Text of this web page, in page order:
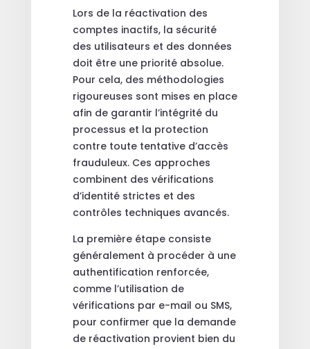
Lors de la réactivation des
comptes inactifs, la sécurité
des utilisateurs et des données
doit être une priorité absolue.
Pour cela, des méthodologies
rigoureuses sont mises en place
afin de garantir l’intégrité du
processus et la protection
contre toute tentative d’accès
frauduleux. Ces approches
combinent des vérifications
d’identité strictes et des
contrôles techniques avancés.
La première étape consiste
généralement à procéder à une
authentification renforcée,
comme l’utilisation de
vérifications par e-mail ou SMS,
pour confirmer que la demande
de réactivation provient bien du